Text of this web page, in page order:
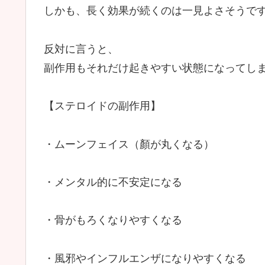
しかも、長く効果が続くのは一見よさそうで
反対に言うと、
副作用もそれだけ起きやすい状態になってし
【ステロイドの副作用】
・ムーンフェイス（顏が丸くなる）
・メンタル的に不安定になる
・骨がもろくなりやすくなる
・風邪やインフルエンザになりやすくなる